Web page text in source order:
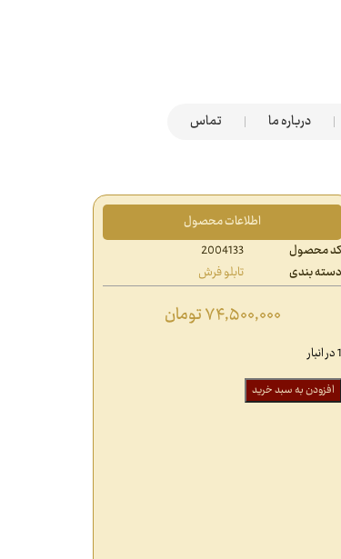
درباره ما تماس
اطلاعات محصول
کد محصول
2004133
دسته بندی
تابلو فرش
۷۴,۵۰۰,۰۰۰تومان
1 در انبار
افزودن به سبد خرید